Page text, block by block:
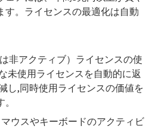
す。ライセンスの最適化は自動
非アクティブ）ライセンスの使
未使用ライセンスを自動的に返
し,同時使用ライセンスの価値を
ウスやキーボードのアクティビ